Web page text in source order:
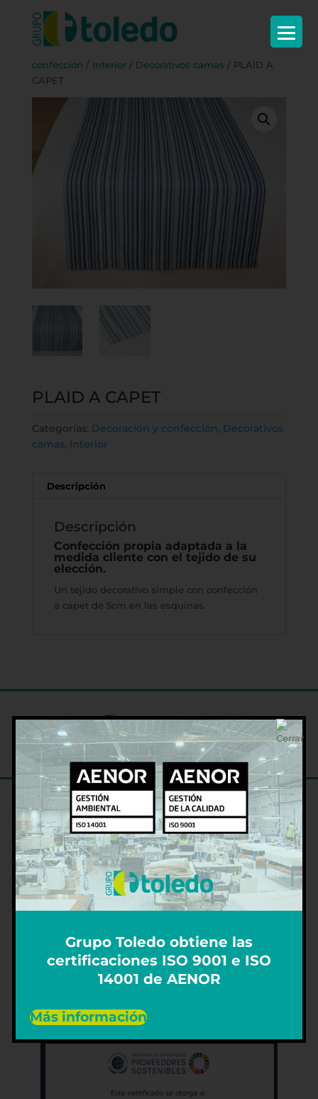
Inicio/
confección / Interior/ Decorativos camas / PLAID A
CAPET
PLAID A CAPET
Categorías: Decoración y confección, Decorativos
camas, Interior
Descripción
Descripción
Confección propia adaptada a la
medida cliente con el tejido de su
elección.
Un tejido decorativo simple con confección
a capet de 5cm en las esquinas.
DELEGACIÓN CENTRAL PALMA
Avda. 16 de Julio, 53
Polígono de Son Castelló
07009 – Palma de Mallorca
info@grupotoledo.com
REPÚBLICA DOMINICANA
dominicana@grupotoledo.com
Grupo Toledo obtiene las
certificaciones ISO 9001 e ISO
14001 de AENOR
Más información